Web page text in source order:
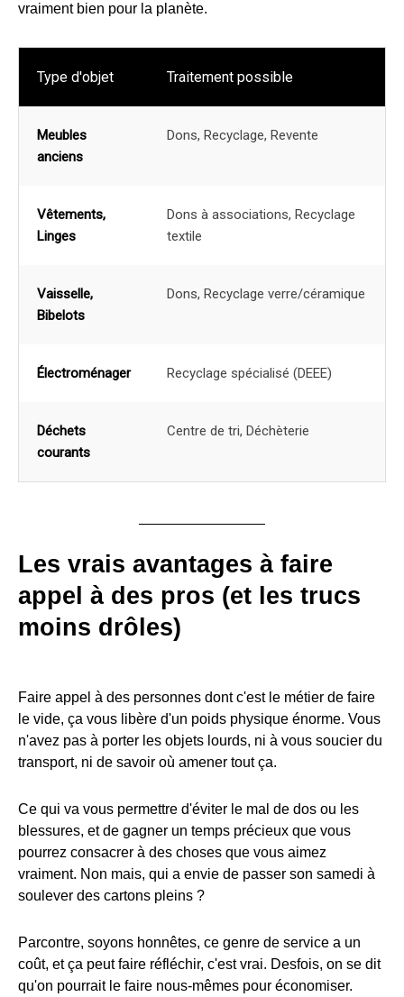
vraiment bien pour la planète.
Type d'objet Traitement possible
Meubles
anciens
Dons, Recyclage, Revente
Vêtements,
Linges
Dons à associations, Recyclage
textile
Vaisselle,
Bibelots
Dons, Recyclage verre/céramique
Électroménager Recyclage spécialisé (DEEE)
Déchets
courants
Centre de tri, Déchèterie
Les vrais avantages à faire
appel à des pros (et les trucs
moins drôles)
Faire appel à des personnes dont c'est le métier de faire
le vide, ça vous libère d'un poids physique énorme. Vous
n'avez pas à porter les objets lourds, ni à vous soucier du
transport, ni de savoir où amener tout ça.
Ce qui va vous permettre d'éviter le mal de dos ou les
blessures, et de gagner un temps précieux que vous
pourrez consacrer à des choses que vous aimez
vraiment. Non mais, qui a envie de passer son samedi à
soulever des cartons pleins ?
Parcontre, soyons honnêtes, ce genre de service a un
coût, et ça peut faire réfléchir, c'est vrai. Desfois, on se dit
qu'on pourrait le faire nous-mêmes pour économiser.